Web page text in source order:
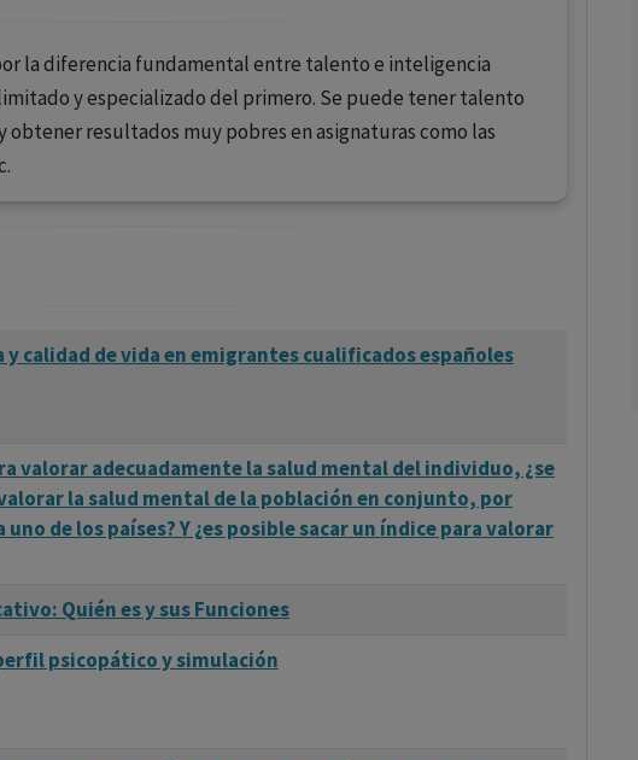
la diferencia fundamental entre talento e inteligencia
y especializado del primero. Se puede tener talento
obtener resultados muy pobres en asignaturas como las
y calidad de vida en emigrantes cualificados españoles
valorar adecuadamente la salud mental del individuo, ¿se
la salud mental de la población en conjunto, por
de los países? Y ¿es posible sacar un índice para valorar
Quién es y sus Funciones
psicopático y simulación